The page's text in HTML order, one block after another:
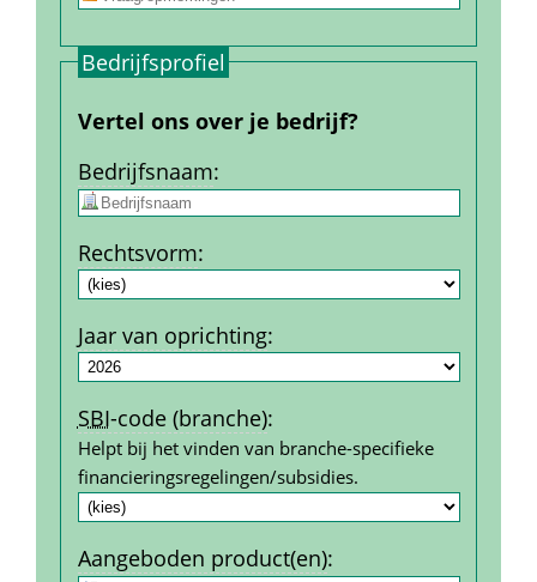
Bedrijfs­profiel
Vertel ons over je bedrijf?
Bedrijfs­naam:
Rechtsvorm:
Jaar van oprichting:
SBI-code (branche):
Helpt bij het vinden van branche-specifieke
financierings­regelingen/subsidies.
Aangeboden product(en):